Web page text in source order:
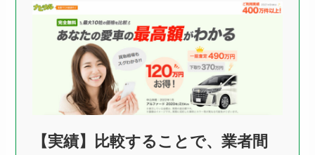
【実績】比較することで、業者間